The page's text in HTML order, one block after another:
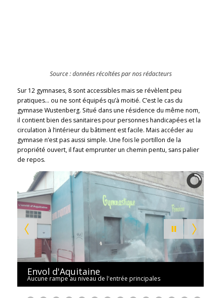
Source : données récoltées par nos rédacteurs
Sur 12 gymnases, 8 sont accessibles mais se révèlent peu
pratiques… ou ne sont équipés qu’à moitié. C’est le cas du
gymnase Wustenberg. Situé dans une résidence du même nom,
il contient bien des sanitaires pour personnes handicapées et la
circulation à l’intérieur du bâtiment est facile. Mais accéder au
gymnase n’est pas aussi simple. Une fois le portillon de la
propriété ouvert, il faut emprunter un chemin pentu, sans palier
de repos.
Envol d'Aquitaine
Aucune rampe au niveau de l'entrée principales